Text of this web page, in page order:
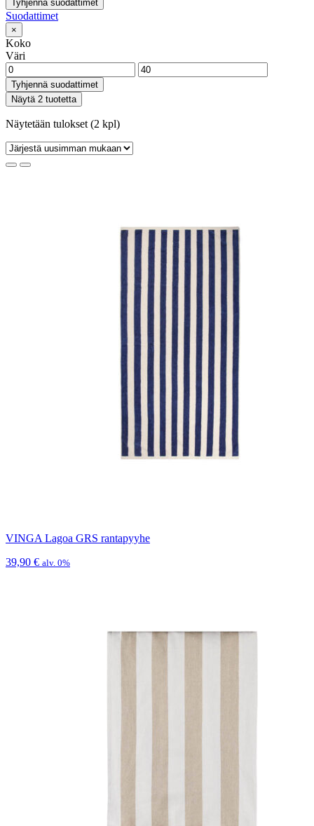
Tyhjennä suodattimet
Suodattimet
×
Koko
Väri
Tyhjennä suodattimet
Näytä 2 tuotetta
Näytetään tulokset (2 kpl)
VINGA Lagoa GRS rantapyyhe
39,90 € alv. 0%